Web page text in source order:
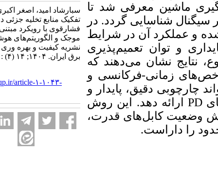
ماشین معرفی شد تا
شناسایی گردد. در
آن در شرایط
توان تعمیم‌پذیری
نشان می‌دهند که
زمانی -فرکانسی و
دقیق، پایدار و
ارائه دهد. این روش
کابل‌های قدرت،
داراست .
سبارشاد امید، اصغر اکبری اصغر.
تفکیک منابع تخلیه جزئی در کابلهای
فشارقوی با رویکرد مبتنی بر
موجک و الگوریتم‌های هوشمند.
نشریه کیفیت و بهره وری صنعت
برق ایران. ۱۴۰۴; ۱۴ (۴) :۱-۱۵
http://ieijqp.ir/article-۱-۱۰۴۳-